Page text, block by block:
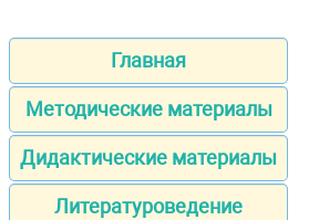
Главная
Методические материалы
Дидактические материалы
Литературоведение